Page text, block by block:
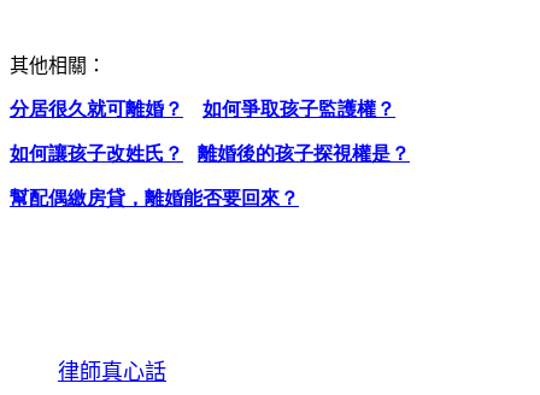
其他相關：
分居很久就可離婚？ 如何爭取孩子監護權？
如何讓孩子改姓氏？ 離婚後的孩子探視權是？
幫配偶繳房貸，離婚能否要回來？
律師真心話